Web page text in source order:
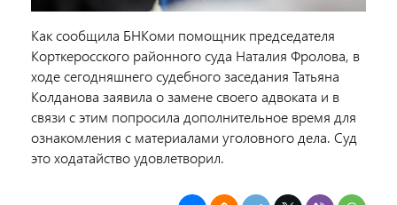
Как сообщила БНКоми помощник председателя
Корткеросского районного суда Наталия Фролова, в
ходе сегодняшнего судебного заседания Татьяна
Колданова заявила о замене своего адвоката и в
связи с этим попросила дополнительное время для
ознакомления с материалами уголовного дела. Суд
это ходатайство удовлетворил.